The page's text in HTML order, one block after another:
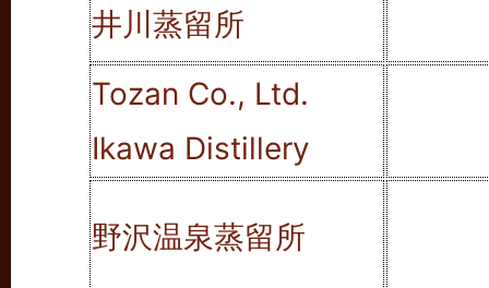
井川蒸留所
Tozan Co., Ltd.
Ikawa Distillery
野沢温泉蒸留所